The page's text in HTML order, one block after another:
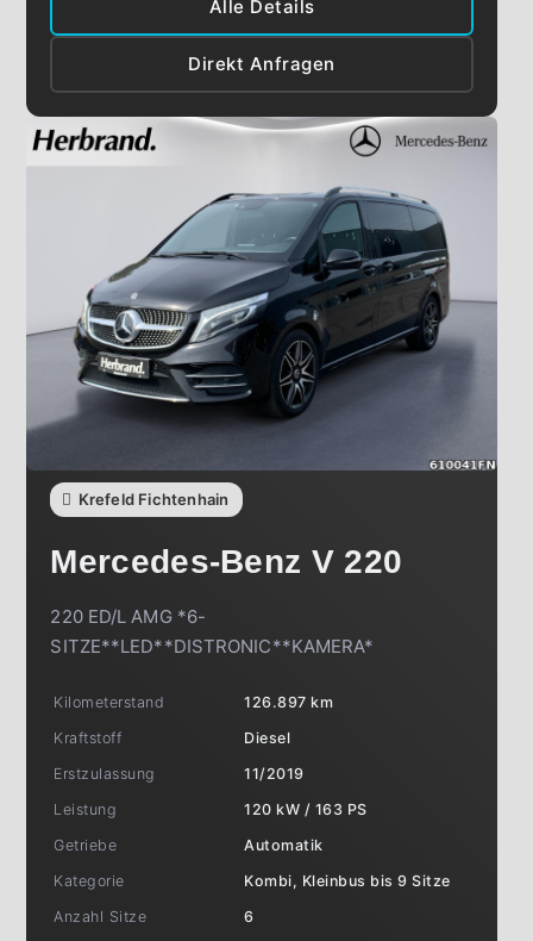
Alle Details
Direkt Anfragen
Krefeld Fichtenhain
Mercedes-Benz V 220
220 ED/L AMG *6-
SITZE**LED**DISTRONIC**KAMERA*
Kilometerstand
126.897 km
Kraftstoff
Diesel
Erstzulassung
11/2019
Leistung
120 kW / 163 PS
Getriebe
Automatik
Kategorie
Kombi, Kleinbus bis 9 Sitze
Anzahl Sitze
6